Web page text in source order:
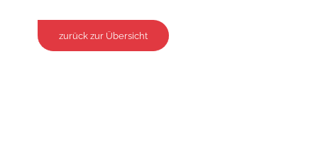
zurück zur Übersicht